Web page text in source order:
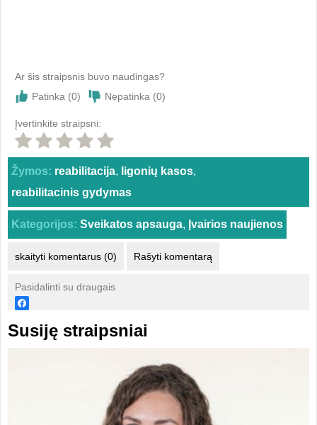
Ar šis straipsnis buvo naudingas?
Patinka (0) Nepatinka (0)
Įvertinkite straipsni:
Žymos: reabilitacija, ligonių kasos,
reabilitacinis gydymas
Kategorijos: Sveikatos apsauga, Įvairios naujienos
skaityti komentarus (0) Rašyti komentarą
Pasidalinti su draugais
Susiję straipsniai